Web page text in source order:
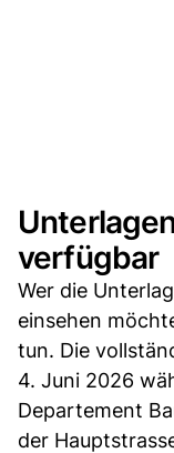
verfügbar
Wer die
einsehen
tun. Die
4. Juni 2026
Departement
der